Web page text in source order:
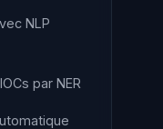
NLP
par NER